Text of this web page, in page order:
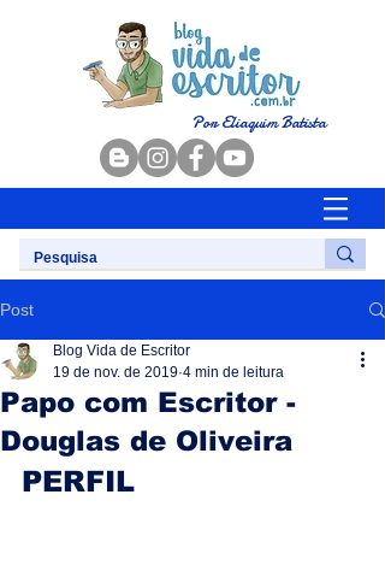
Por Eliaquim Batista
Post
Papo com Escritor -
Douglas de Oliveira
Blog Vida de Escritor
19 de nov. de 2019 4 min de leitura
PERFIL